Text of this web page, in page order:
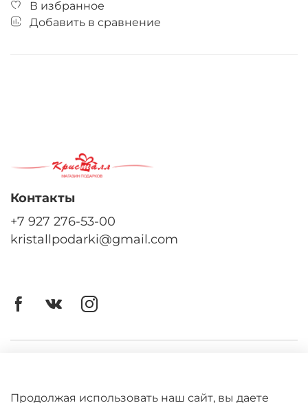
В избранное
Добавить в сравнение
Контакты
+7 927 276-53-00
kristallpodarki@gmail.com
Продолжая использовать наш сайт, вы даете